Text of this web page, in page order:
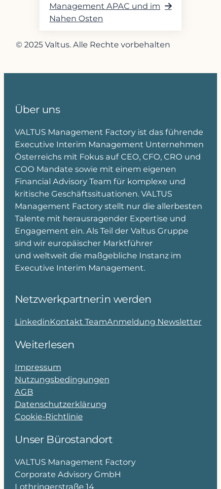
Management APAC und im
Nahen Osten
© 2025 Valtus. Alle Rechte vorbehalten
Über uns
VALTUS Management Factory ist das führende
Executive Interim Management Unternehmen
Österreichs mit Fokus auf CEO, CFO, CRO und
COO Mandate sowie mit einem eigenen
Financial Advisory Team für komplexe und
kritische Geschäftssituationen. VALTUS
Management Factory stellt nur die allerbesten
Talente mit herausragender Expertise und
Engagement ein. Als Teil der Valtus Gruppe
sind wir europäischer Marktführer
und weltweit die maßgebliche Instanz im
Executive Interim Management.
Netzwerkpartner:in werden
LinkedinKontakt TeamAnmeldung Newsletter
Weiterlesen
Impressum
Nutzungsbedingungen
AGB
Datenschutzerklärung
Cookie-Richtlinie
Unser Bürostandort
VALTUS Management Factory
Corporate Advisory GmbH
Lothringerstraße 14